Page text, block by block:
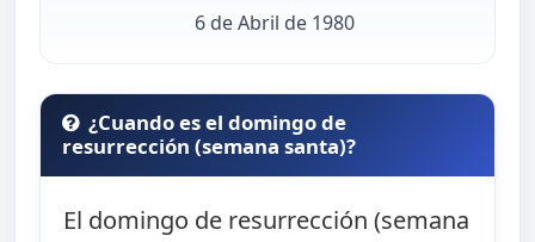
6 de Abril de 1980
¿Cuando es el domingo de
resurrección (semana santa)?
El domingo de resurrección (semana